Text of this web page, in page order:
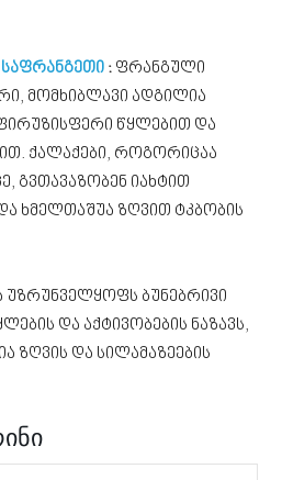
საფრანგეთი : ფრანგული
მომხიბლავი ადგილია
წყლებით და
ქალაქები, როგორიცაა
გვთავაზობენ იახტით
ხმელთაშუა ზღვით ტკბობის
უზრუნველყოფს ბუნებრივი
და აქტივობების ნაზავს,
ზღვის და სილამაზეების